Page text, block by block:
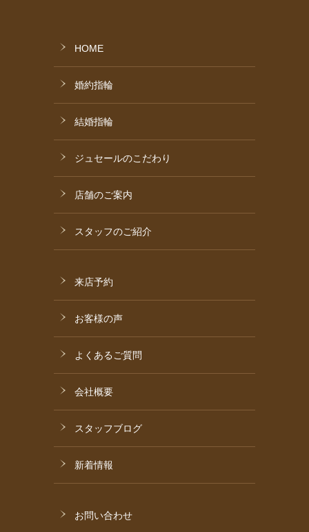
HOME
婚約指輪
結婚指輪
ジュセールのこだわり
店舗のご案内
スタッフのご紹介
来店予約
お客様の声
よくあるご質問
会社概要
スタッフブログ
新着情報
お問い合わせ